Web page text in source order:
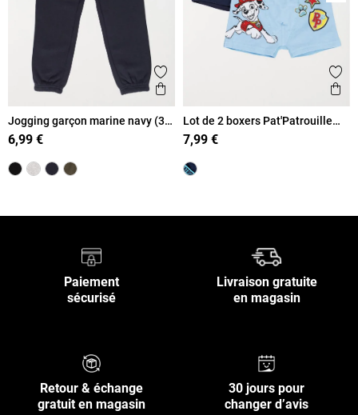
Ajouter aux favoris
Aperçu rapide
Jogging garçon marine navy (3-
12A)
6,99 €
Lot de 2 boxers Pat'Patrouille
garçon
7,99 €
Paiement
sécurisé
Livraison gratuite
en magasin
Retour & échange
gratuit en magasin
30 jours pour
changer d’avis